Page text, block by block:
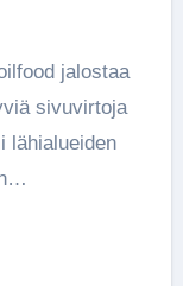
sivuvirtoja
lähialueiden